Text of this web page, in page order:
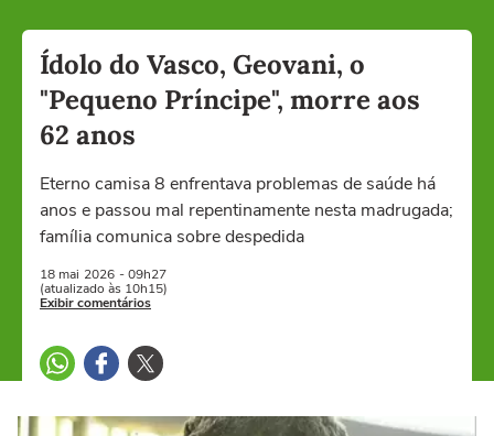
Ídolo do Vasco, Geovani, o
"Pequeno Príncipe", morre aos
62 anos
Eterno camisa 8 enfrentava problemas de saúde há
anos e passou mal repentinamente nesta madrugada;
família comunica sobre despedida
18 mai 2026 - 09h27
(atualizado às 10h15)
Exibir comentários